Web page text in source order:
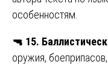
особенностям.
🔫 15.
оружия,